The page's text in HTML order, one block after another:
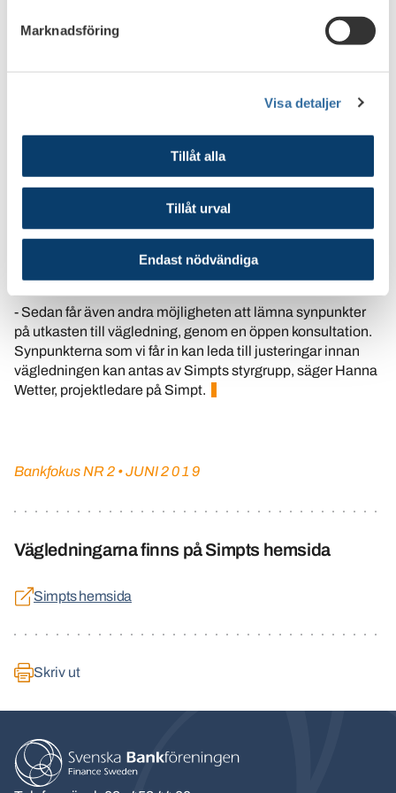
Marknadsföring
Visa detaljer
Tillåt alla
Tillåt urval
Endast nödvändiga
Riksförbund, Svensk Försäkring, Svenska Bank­föreningen,
försäkrings­för­medlares förening.
Syftet med Simpt är att ta fram vägledning för de finansiella
företagens tolkning och tillämpning av reglerna om
åtgärder mot penning­tvätt och finansiering av terrorism.
Vägledning tas fram löpande inom avgränsade områden
och växer därmed fram gradvis.
Det är företrädare för de företag som är medlemmar i de
organisationer som ingår i Simpt som tar fram
- Sedan får även andra möjligheten att lämna synpunkter
på utkasten till vägledning, genom en öppen konsultation.
Synpunkterna som vi får in kan leda till justeringar innan
vägledningen kan antas av Simpts styrgrupp, säger Hanna
Wetter, projektledare på Simpt.
Bankfokus NR 2 • JUNI 2 0 1 9
Vägledningarna finns på Simpts hemsida
Simpts hemsida
Skriv ut